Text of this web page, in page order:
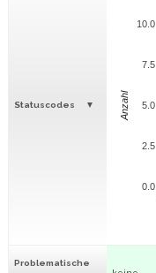
Statuscodes
0.0
2.5
5.0
7.5
10.0
Anzahl
Problematische